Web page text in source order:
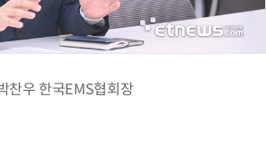
찬우 한국EMS협회장